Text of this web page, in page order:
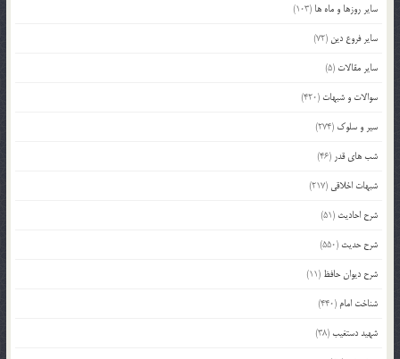
سایر روزها و ماه ها (103)
سایر فروع دین (72)
سایر مقالات (5)
سوالات و شبهات (420)
سیر و سلوک (274)
شب های قدر (46)
شبهات اخلاقی (217)
شرح احادیث (51)
شرح حدیث (550)
شرح دیوان حافظ (11)
شناخت امام (440)
شهید دستغیب(38)